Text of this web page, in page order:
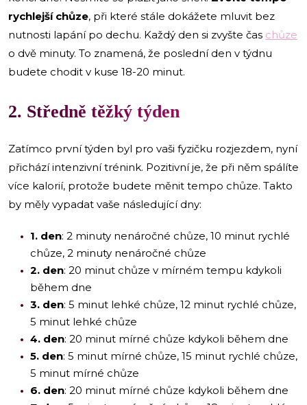
rychlejší chůze, při které stále dokážete mluvit bez
nutnosti lapání po dechu. Každý den si zvyšte čas chůze
o dvě minuty. To znamená, že poslední den v týdnu
budete chodit v kuse 18-20 minut.
2. Středně těžký týden
Zatímco první týden byl pro vaši fyzičku rozjezdem, nyní
přichází intenzivní trénink. Pozitivní je, že při něm spálíte
více kalorií, protože budete měnit tempo chůze. Takto
by měly vypadat vaše následující dny:
1. den: 2 minuty nenáročné chůze, 10 minut rychlé
chůze, 2 minuty nenáročné chůze
2. den: 20 minut chůze v mírném tempu kdykoli
během dne
3. den: 5 minut lehké chůze, 12 minut rychlé chůze,
5 minut lehké chůze
4. den: 20 minut mírné chůze kdykoli během dne
5. den: 5 minut mírné chůze, 15 minut rychlé chůze,
5 minut mírné chůze
6. den: 20 minut mírné chůze kdykoli během dne